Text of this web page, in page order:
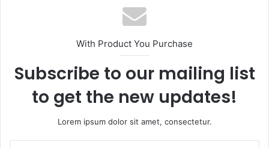
With Product You Purchase
Subscribe to our mailing list
to get the new updates!
Lorem ipsum dolor sit amet, consectetur.